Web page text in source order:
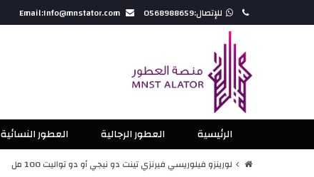
للإتصال:0568988659
الرئيسية العطور الرجالية العطور النسائية
لورينزو فيلوريسي فيرنزي تينت دو نيجي أو دو تواليت 100 مل